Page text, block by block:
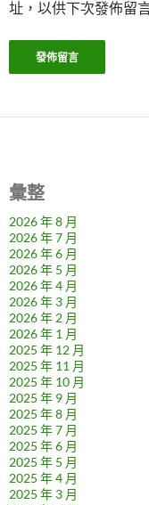
址，以供下次發佈留
彙整
2026 年 8 月
2026 年 7 月
2026 年 6 月
2026 年 5 月
2026 年 4 月
2026 年 3 月
2026 年 2 月
2026 年 1 月
2025 年 12 月
2025 年 11 月
2025 年 10 月
2025 年 9 月
2025 年 8 月
2025 年 7 月
2025 年 6 月
2025 年 5 月
2025 年 4 月
2025 年 3 月